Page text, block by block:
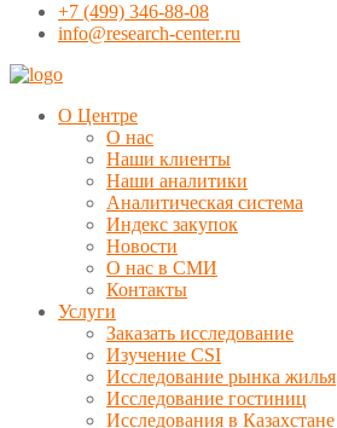
+7 (499) 346-88-08
info@research-center.ru
О Центре
О нас
Наши клиенты
Наши аналитики
Аналитическая система
Индекс закупок
Новости
О нас в СМИ
Контакты
Услуги
Заказать исследование
Изучение CSI
Исследование рынка жилья
Исследование гостиниц
Исследования в Казахстане